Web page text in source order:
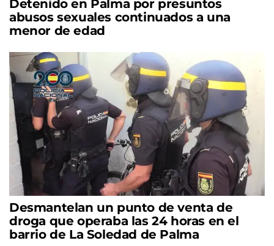
Detenido en Palma por presuntos
abusos sexuales continuados a una
menor de edad
Desmantelan un punto de venta de
droga que operaba las 24 horas en el
barrio de La Soledad de Palma